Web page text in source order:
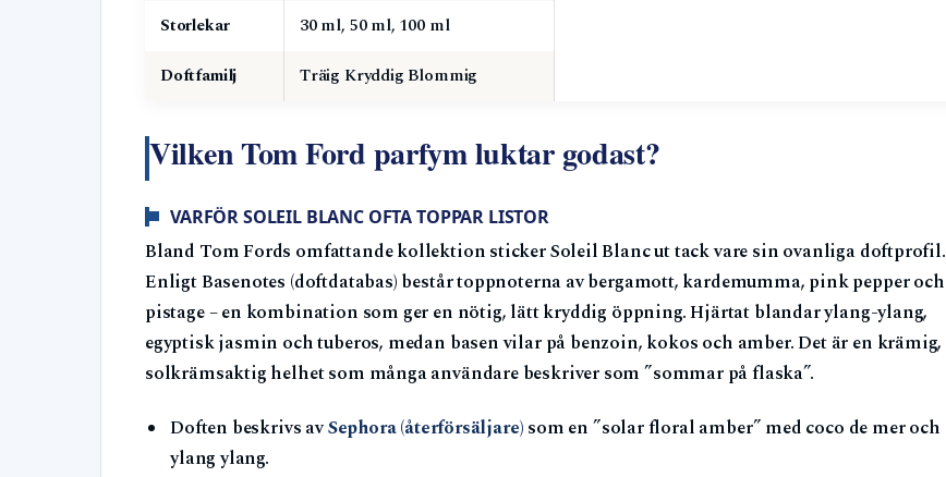
Storlekar
30 ml, 50 ml, 100 ml
Doftfamilj
Träig Kryddig Blommig
Vilken Tom Ford parfym luktar godast?
VARFÖR SOLEIL BLANC OFTA TOPPAR LISTOR
Bland Tom Fords omfattande kollektion sticker Soleil Blanc ut tack vare sin ovanliga doftprofil.
Enligt Basenotes (doftdatabas) består toppnoterna av bergamott, kardemumma, pink pepper och
pistage – en kombination som ger en nötig, lätt kryddig öppning. Hjärtat blandar ylang-ylang,
egyptisk jasmin och tuberos, medan basen vilar på benzoin, kokos och amber. Det är en krämig,
solkrämsaktig helhet som många användare beskriver som ”sommar på flaska”.
Doften beskrivs avSephora (återförsäljare) som en ”solar floral amber” med coco de mer och
ylang ylang.